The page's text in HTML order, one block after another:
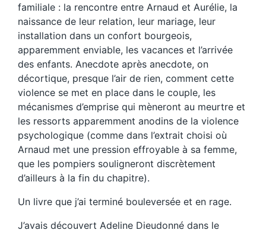
familiale : la rencontre entre Arnaud et Aurélie, la
naissance de leur relation, leur mariage, leur
installation dans un confort bourgeois,
apparemment enviable, les vacances et l’arrivée
des enfants. Anecdote après anecdote, on
décortique, presque l’air de rien, comment cette
violence se met en place dans le couple, les
mécanismes d’emprise qui mèneront au meurtre et
les ressorts apparemment anodins de la violence
psychologique (comme dans l’extrait choisi où
Arnaud met une pression effroyable à sa femme,
que les pompiers souligneront discrètement
d’ailleurs à la fin du chapitre).
Un livre que j’ai terminé bouleversée et en rage.
J’avais découvert Adeline Dieudonné dans le